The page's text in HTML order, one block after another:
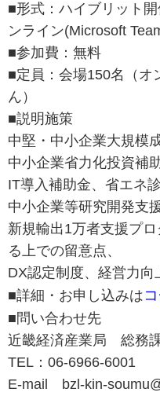
■形式：ハイブリット
ンライン(Microsoft
■参加費：無料
■定員：会場150名（オ
ん）
■説明施策
中堅・中小企業大規模
中小企業省力化投資補
IT導入補助金、省エネ
中小企業等研究開発支
新規輸出1万者支援プ
る上での留意点、
DX認定制度、経営力向
■詳細・お申し込みは
■問い合わせ先
近畿経済産業局 総務
TEL：06-6966-6001
E-mail bzl-kin-